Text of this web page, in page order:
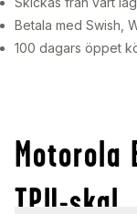
Betala med Swish,
100 dagars öppet
Motorola
TPU-